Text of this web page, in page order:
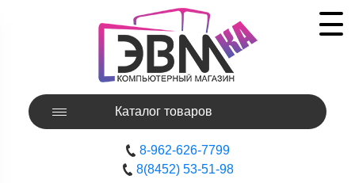
Каталог товаров
8-962-626-7799
8(8452) 53-51-98